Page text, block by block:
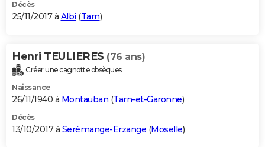
Décès
25/11/2017 à Albi (Tarn)
Henri TEULIERES (76 ans)
Créer une cagnotte obsèques
Naissance
26/11/1940 à Montauban (Tarn-et-Garonne)
Décès
13/10/2017 à Serémange-Erzange (Moselle)